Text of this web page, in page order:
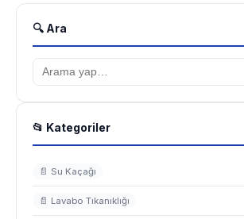
🔍 Ara
📂 Kategoriler
📄 Su Kaçağı
📄 Lavabo Tıkanıklığı